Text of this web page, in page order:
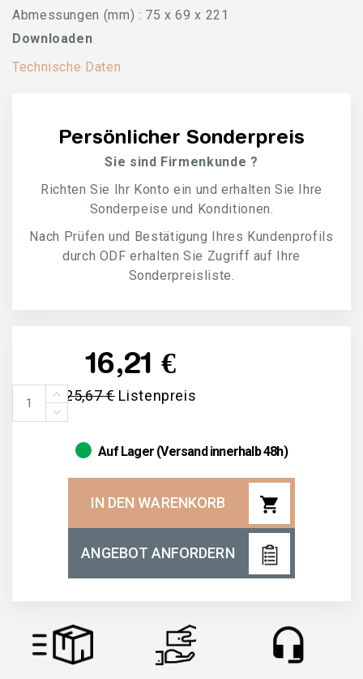
Abmessungen (mm) : 75 x 69 x 221
Downloaden
Technische Daten
Persönlicher Sonderpreis
Sie sind Firmenkunde ?
Richten Sie Ihr Konto ein und erhalten Sie Ihre
Sonderpeise und Konditionen.
Nach Prüfen und Bestätigung Ihres Kundenprofils
durch ODF erhalten Sie Zugriff auf Ihre
Sonderpreisliste.
16,21 €
25,67 €Listenpreis
Auf Lager (Versand innerhalb 48h)
IN DEN WARENKORB shopping_cart
ANGEBOT ANFORDERN